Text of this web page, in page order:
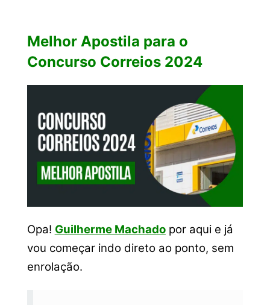
Melhor Apostila para o
Concurso Correios 2024
Opa! Guilherme Machadopor aqui e já
vou começar indo direto ao ponto, sem
enrolação.